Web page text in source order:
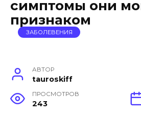
симптомы они
признаком
ЗАБОЛЕВЕНИЯ
АВТОР
tauroskiff
ПРОСМОТРОВ
243